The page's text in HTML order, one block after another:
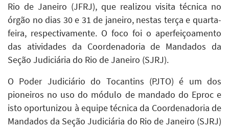
Rio de Janeiro (JFRJ), que realizou visita técnica no
órgão no dias 30 e 31 de janeiro, nestas terça e quarta-
feira, respectivamente. O foco foi o aperfeiçoamento
das atividades da Coordenadoria de Mandados da
Seção Judiciária do Rio de Janeiro (SJRJ).
O Poder Judiciário do Tocantins (PJTO) é um dos
pioneiros no uso do módulo de mandado do Eproc e
isto oportunizou à equipe técnica da Coordenadoria de
Mandados da Seção Judiciária do Rio de Janeiro (SJRJ)